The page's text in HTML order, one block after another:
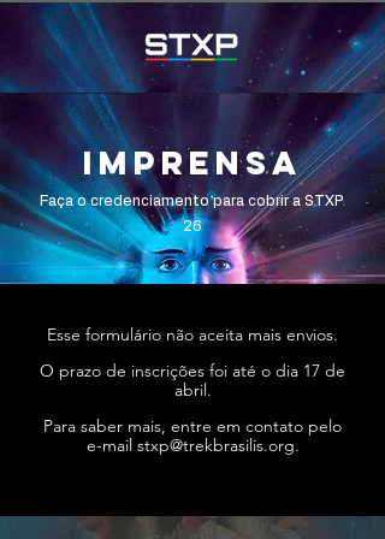
IMPRENSA
Faça o credenciamento para cobrir a STXP
26
Esse formulário não aceita mais envios.
O prazo de inscrições foi até o dia 17 de
abril.
Para saber mais, entre em contato pelo
e-mail stxp@trekbrasilis.org.